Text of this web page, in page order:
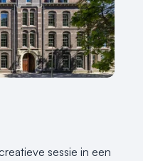
sessie in een